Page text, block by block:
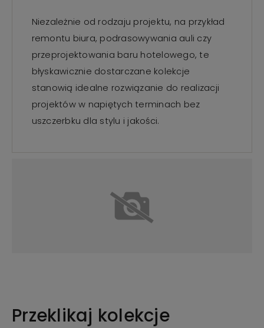
Niezależnie od rodzaju projektu, na przykład
remontu biura, podrasowywania auli czy
przeprojektowania baru hotelowego, te
błyskawicznie dostarczane kolekcje
stanowią idealne rozwiązanie do realizacji
projektów w napiętych terminach bez
uszczerbku dla stylu i jakości.
Przeklikaj kolekcje